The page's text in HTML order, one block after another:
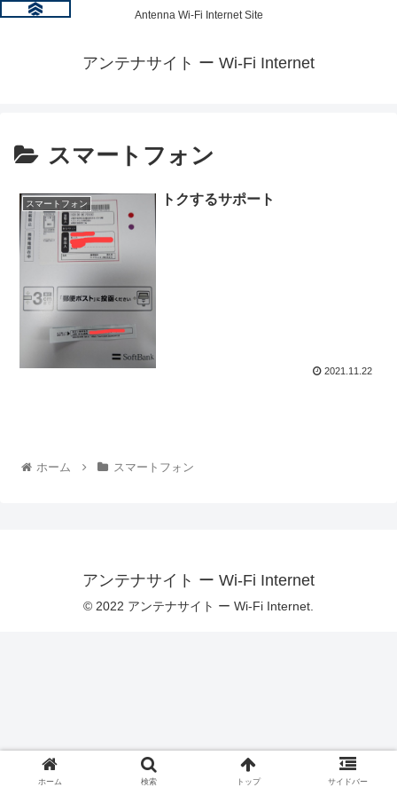
Antenna Wi-Fi Internet Site
アンテナサイト ー Wi-Fi Internet
スマートフォン
スマートフォン トクするサポート
2021.11.22
ホーム スマートフォン
アンテナサイト ー Wi-Fi Internet
© 2022 アンテナサイト ー Wi-Fi Internet.
ホーム 検索 トップ サイドバー